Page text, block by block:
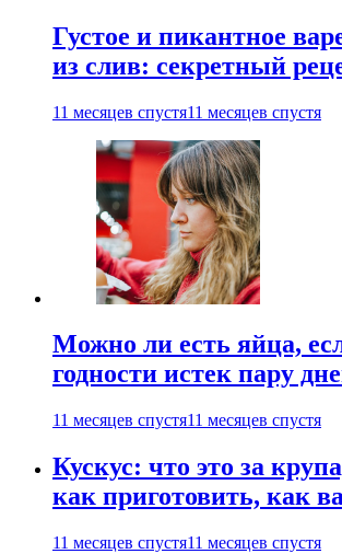
Густое и пикантное
из слив: секретный
11 месяцев спустя11 месяцев спустя
Можно ли есть яйца,
годности истек пару
11 месяцев спустя11 месяцев спустя
Кускус: что это за
как приготовить, как
11 месяцев спустя11 месяцев спустя